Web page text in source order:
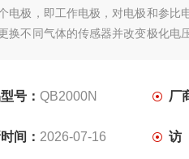
电极，即工作电极，对电极和参比
换不同气体的传感器并改变极化电
号： QB2000N 厂
间： 2026-07-16 访